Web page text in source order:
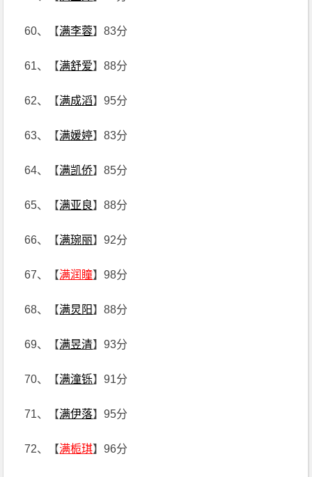
60、【满李蓉】83分
61、【满舒爱】88分
62、【满成滔】95分
63、【满媛婷】83分
64、【满凯侨】85分
65、【满亚良】88分
66、【满琬丽】92分
67、【满润瞳】98分
68、【满炅阳】88分
69、【满昱清】93分
70、【满潼铄】91分
71、【满伊落】95分
72、【满栀琪】96分